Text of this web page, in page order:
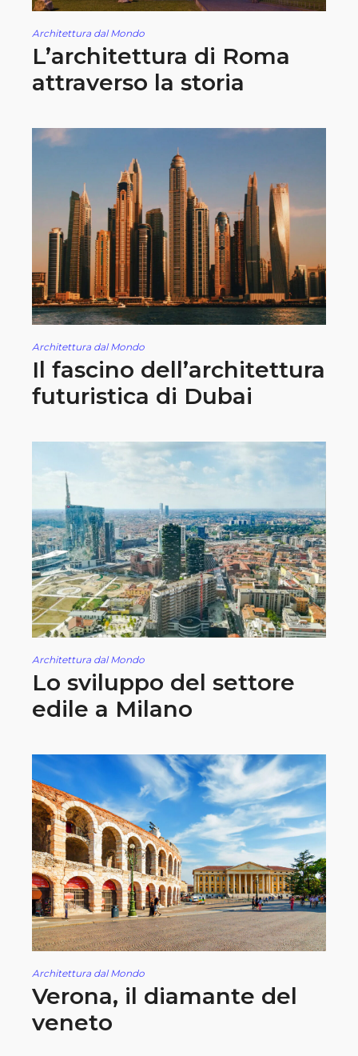
Architettura dal Mondo
L’architettura di Roma
attraverso la storia
Architettura dal Mondo
Il fascino dell’architettura
futuristica di Dubai
Architettura dal Mondo
Lo sviluppo del settore
edile a Milano
Architettura dal Mondo
Verona, il diamante del
veneto